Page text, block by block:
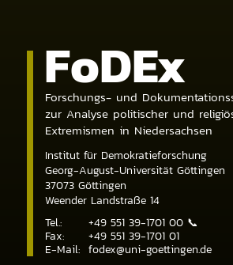
FoDEx
Forschungs- und
zur Analyse politischer und
Extremismen in Niedersachsen
Institut für Demokratieforschung
Georg-August-Universität Göttingen
37073 Göttingen
Weender Landstraße 14
Tel.:
+49 551 39-1701 00 📞
Fax:
+49 551 39-1701 01
E-Mail: fodex@uni-goettingen.de